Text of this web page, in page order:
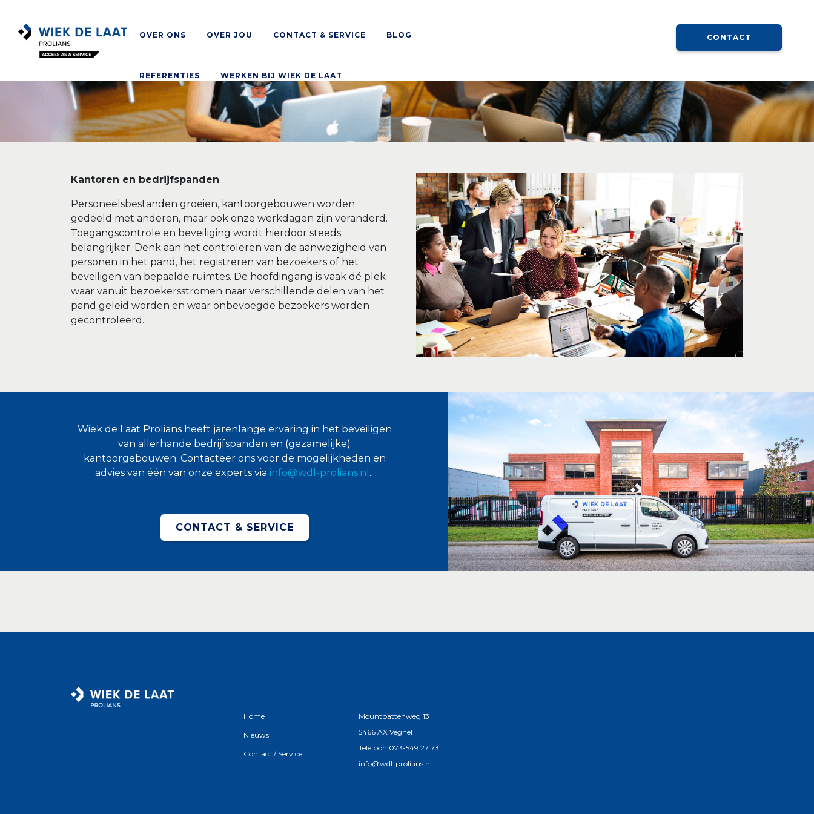
OVER ONS OVER JOU CONTACT & SERVICE BLOG
REFERENTIES WERKEN BIJ WIEK DE LAAT
CONTACT
Kantoren en bedrijfspanden
Personeelsbestanden groeien, kantoorgebouwen worden
gedeeld met anderen, maar ook onze werkdagen zijn veranderd.
Toegangscontrole en beveiliging wordt hierdoor steeds
belangrijker. Denk aan het controleren van de aanwezigheid van
personen in het pand, het registreren van bezoekers of het
beveiligen van bepaalde ruimtes. De hoofdingang is vaak dé plek
waar vanuit bezoekersstromen naar verschillende delen van het
pand geleid worden en waar onbevoegde bezoekers worden
gecontroleerd.
Wiek de Laat Prolians heeft jarenlange ervaring in het beveiligen
van allerhande bedrijfspanden en (gezamelijke)
kantoorgebouwen. Contacteer ons voor de mogelijkheden en
advies van één van onze experts via info@wdl-prolians.nl .
CONTACT & SERVICE
Home
Nieuws
Contact / Service
Mountbattenweg 13
5466 AX Veghel
Telefoon 073-549 27 73
info@wdl-prolians.nl